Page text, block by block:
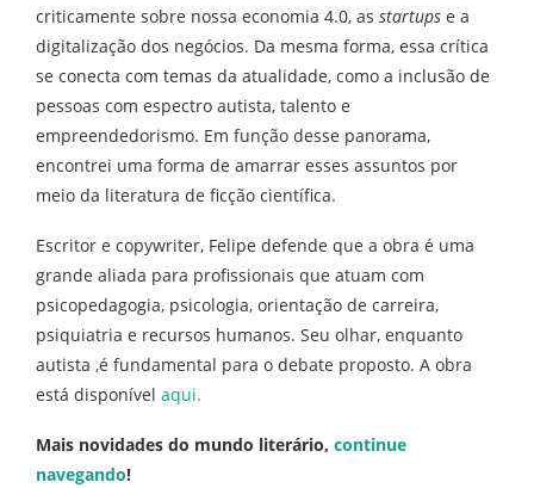
criticamente sobre nossa economia 4.0, as startups e a
digitalização dos negócios. Da mesma forma, essa crítica
se conecta com temas da atualidade, como a inclusão de
pessoas com espectro autista, talento e
empreendedorismo. Em função desse panorama,
encontrei uma forma de amarrar esses assuntos por
meio da literatura de ficção científica.
Escritor e copywriter, Felipe defende que a obra é uma
grande aliada para profissionais que atuam com
psicopedagogia, psicologia, orientação de carreira,
psiquiatria e recursos humanos. Seu olhar, enquanto
autista ,é fundamental para o debate proposto. A obra
está disponível aqui.
Mais novidades do mundo literário, continue
navegando!